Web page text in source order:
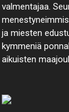
valmen­tajaa.
ja miesten
kymmeniä
aikuisten